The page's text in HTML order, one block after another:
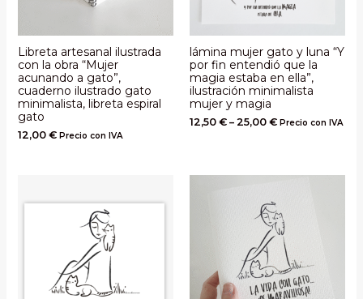
Libreta artesanal ilustrada
con la obra “Mujer
acunando a gato”,
cuaderno ilustrado gato
minimalista, libreta espiral
gato
12,00 € Precio con IVA
lámina mujer gato y luna “Y
por fin entendió que la
magia estaba en ella”,
ilustración minimalista
mujer y magia
12,50 € – 25,00 € Precio con IVA